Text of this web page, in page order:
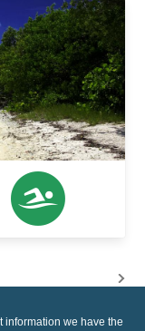
information we have the